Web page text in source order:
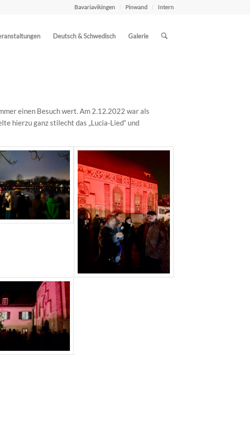
Bavariavikingen Pinwand Intern
Deutsch & Schwedisch Galerie
einen Besuch wert. Am 2.12.2022 war als
hierzu ganz stilecht das „Lucia-Lied“ und